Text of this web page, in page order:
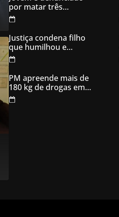
eletrônicos
por matar três
filhotes de cachorro e
usar sangue para
ameaçar os donos,
em Aparecida de
Goiânia
Justiça condena filho
que humilhou e
ameaçou mãe idosa;
da prisão à sentença
condenatória foram
apenas 21 dias
PM apreende mais de
180 kg de drogas em
Goiás